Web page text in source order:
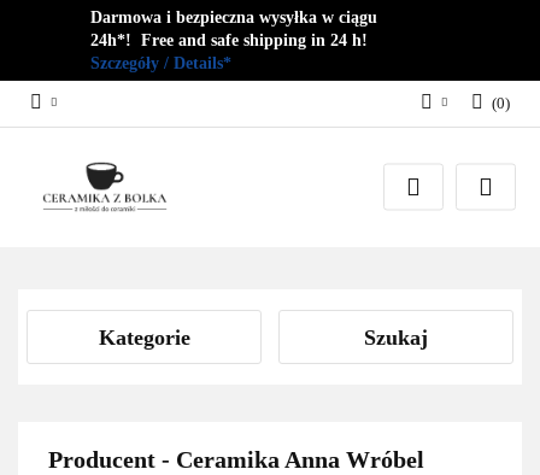
Darmowa i bezpieczna wysyłka w ciągu
24h*! Free and safe shipping in 24 h!
Szczegóły / Details*
Zaloguj się
Zarejestruj się
(0)
Kategorie Szukaj
Producent - Ceramika Anna Wróbel